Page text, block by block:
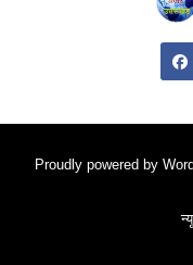
Proudly powered by